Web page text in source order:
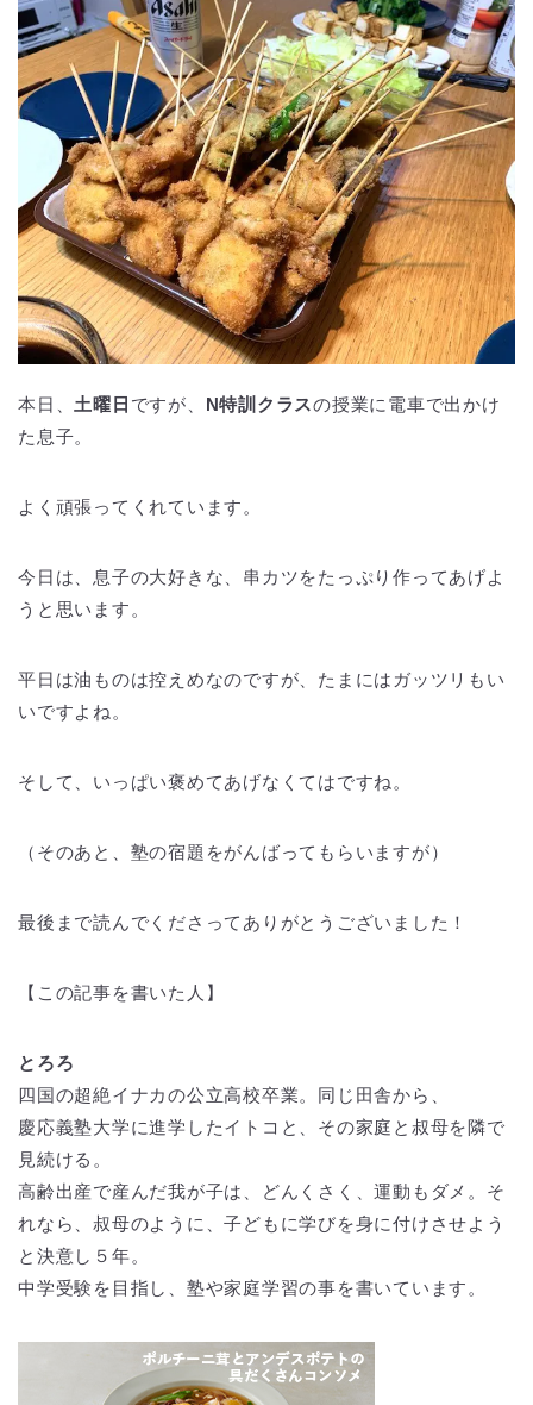
本日、土曜日 ですが、 N特訓クラスの授業に電車で出かけ
た息子。
よく頑張ってくれています。
今日は、息子の大好きな、串カツをたっぷり作ってあげよ
うと思います。
平日は油ものは控えめなのですが、たまにはガッツリもい
いですよね。
そして、いっぱい褒めてあげなくてはですね。
（そのあと、塾の宿題をがんばってもらいますが）
最後まで読んでくださってありがとうございました！
【この記事を書いた人】
とろろ
四国の超絶イナカの公立高校卒業。同じ田舎から、
慶応義塾大学に進学したイトコと、その家庭と叔母を隣で
見続ける。
高齢出産で産んだ我が子は、どんくさく、運動もダメ。そ
れなら、叔母のように、子どもに学びを身に付けさせよう
と決意し５年。
中学受験を目指し、塾や家庭学習の事を書いています。